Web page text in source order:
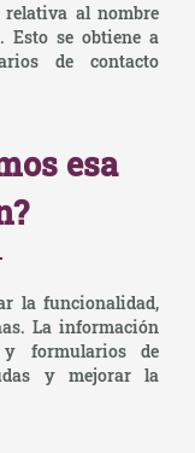
al nombre
Esto se obtiene a
de contacto
esa
la funcionalidad,
La información
y formularios de
y mejorar la